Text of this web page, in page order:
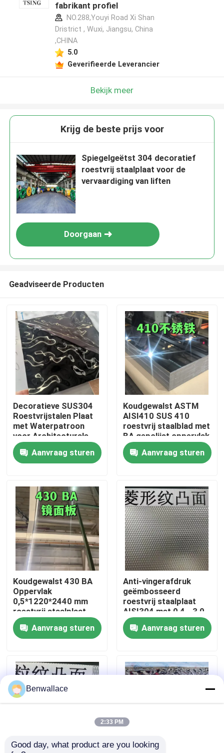
Huis
Producten
Video's
Over ons
fabriekstour
Kwaliteitscontrole
Nieuws
Vraag een offerte
fabrikant profiel
NO.288,Youyi Road Xi Shan
Dristrict , Wuxi, Jiangsu, China
,CHINA
5.0
Geverifieerde Leverancier
Bekijk meer
Krijg de beste prijs voor
Spiegelgeëtst 304 decoratief
roestvrij staalplaat voor de
vervaardiging van liften
Doorgaan
Geadviseerde Producten
Decoratieve SUS304
Roestvrijstalen Plaat
met Waterpatroon
voor Architecturale
Buitenruimtes
Aanvraag sturen
Koudgewalst ASTM
AISI410 SUS 410
roestvrij staalblad met
BA gepolijst oppervlak
0,8 * 1220 * 2440
Aanvraag sturen
Koudgewalst 430 BA
Oppervlak
0,5*1220*2440 mm
roestvrij staalplaat
met 6K
spiegeloppervlak
Aanvraag sturen
Anti-vingerafdruk
geëmbosseerd
roestvrij staalplaat
AISI304 met 0,4 - 3,0
mm dikte voor
architecturale
toepassingen
Aanvraag sturen
Benwallace
2:33 PM
Good day, what product are you looking